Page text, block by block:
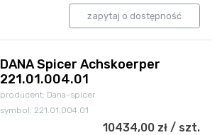
zapytaj o dostępność
DANA Spicer Achskoerper
221.01.004.01
producent: Dana-spicer
symbol: 221.01.004.01
10434,00 zł / szt.